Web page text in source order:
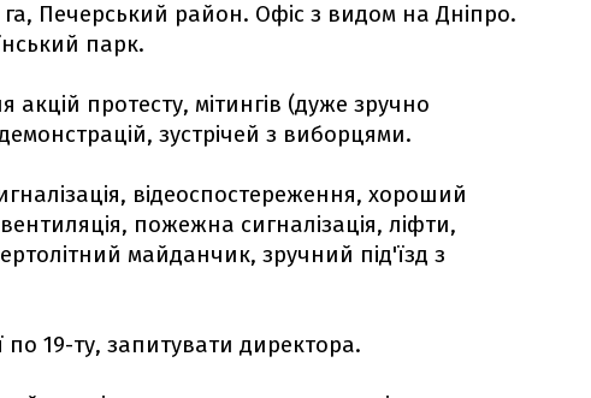
га, Печерський район. Офіс з видом на Дніпро.
парк.
акцій протесту, мітингів (дуже зручно
зустрічей з виборцями.
відеоспостереження, хороший
пожежна сигналізація, ліфти,
майданчик, зручний під'їзд з
19-ту, запитувати директора.